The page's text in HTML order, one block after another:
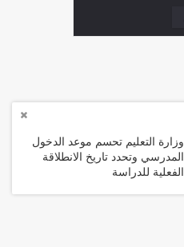
وزارة التعليم تحسم موعد الدخول
المدرسي وتحدد تاريخ الانطلاقة
الفعلية للدراسة